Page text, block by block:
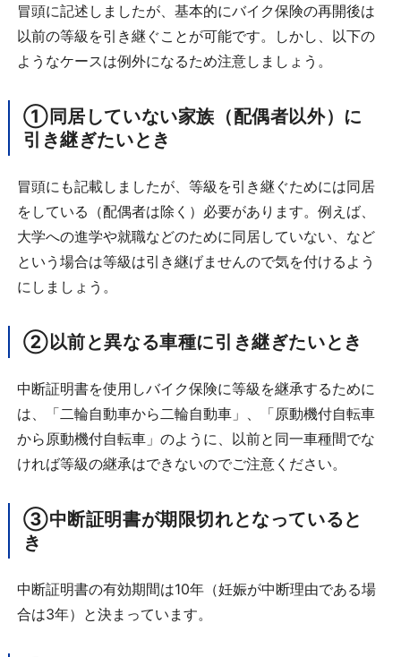
冒頭に記述しましたが、基本的にバイク保険の再開後は
以前の等級を引き継ぐことが可能です。しかし、以下の
ようなケースは例外になるため注意しましょう。
①同居していない家族（配偶者以外）に
引き継ぎたいとき
冒頭にも記載しましたが、等級を引き継ぐためには同居
をしている（配偶者は除く）必要があります。例えば、
大学への進学や就職などのために同居していない、など
という場合は等級は引き継げませんので気を付けるよう
にしましょう。
②以前と異なる車種に引き継ぎたいとき
中断証明書を使用しバイク保険に等級を継承するために
は、「二輪自動車から二輪自動車」、「原動機付自転車
から原動機付自転車」のように、以前と同一車種間でな
ければ等級の継承はできないのでご注意ください。
③中断証明書が期限切れとなっていると
き
中断証明書の有効期間は10年（妊娠が中断理由である場
合は3年）と決まっています。